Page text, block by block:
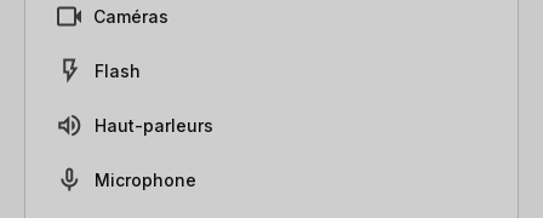
Caméras
Flash
Haut-parleurs
Microphone